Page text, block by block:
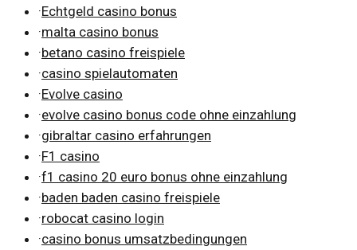
·Echtgeld casino bonus
·malta casino bonus
·betano casino freispiele
·casino spielautomaten
·Evolve casino
·evolve casino bonus code ohne einzahlung
·gibraltar casino erfahrungen
·F1 casino
·f1 casino 20 euro bonus ohne einzahlung
·baden baden casino freispiele
·robocat casino login
·casino bonus umsatzbedingungen